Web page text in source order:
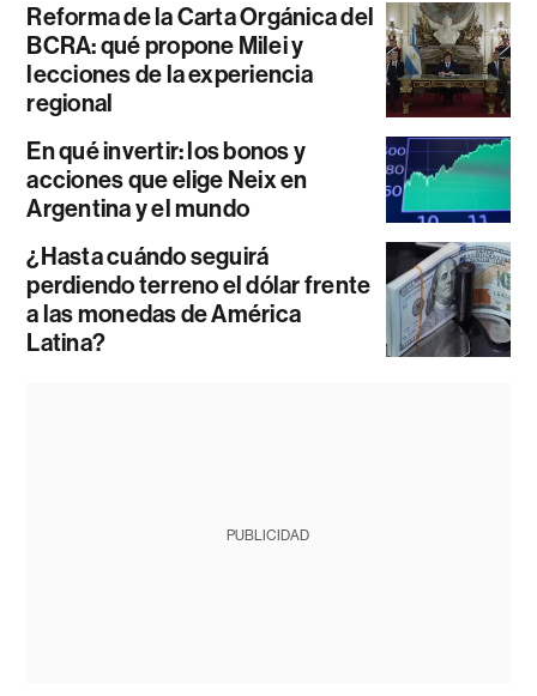
Reforma de la Carta Orgánica del
BCRA: qué propone Milei y
lecciones de la experiencia
regional
En qué invertir: los bonos y
acciones que elige Neix en
Argentina y el mundo
¿Hasta cuándo seguirá
perdiendo terreno el dólar frente
a las monedas de América
Latina?
PUBLICIDAD